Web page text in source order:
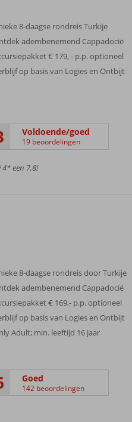
8-daagse rondreis Turkije
adembenemend Cappadocië
€ 179, - p.p. optioneel
op basis van Logies en Ontbijt
Voldoende/goed
19 beoordelingen
4* een 7,8!
8-daagse rondreis door Turkije
adembenemend Cappadocië
€ 169,- p.p. optioneel
op basis van Logies en Ontbijt
Adult; min. leeftijd 16 jaar
Goed
142 beoordelingen